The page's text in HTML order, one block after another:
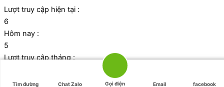
Tìm đường Chat Zalo Gọi điện Email facebook
Lượt truy cập hiện tại :
6
Hôm nay :
5
Lượt truy cập tháng :
Tổng lượt truy cập: